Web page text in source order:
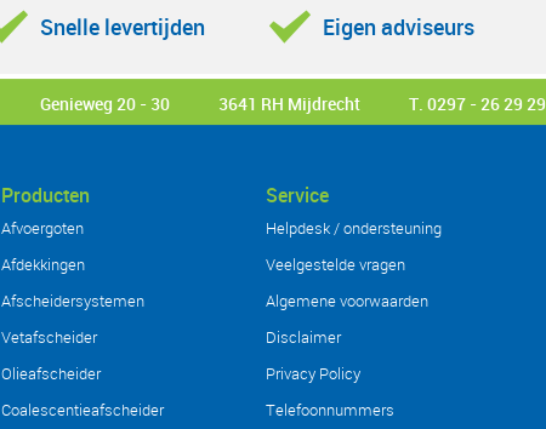
• Instelbare nalooptijd pomp
• Pompen switch (alleen bij HCON-25)
Het uitlezen van:
• Urenteller
• Aantal starts van de pomp (pompen bij HCON-25)
• Foutmeldingen
• Onderhoudsberichten
De schakelkast is uitgevoerd met:
• Lamp voor draairichting controle
Snelle levertijden Eigen adviseurs
Genieweg 20 - 30 3641 RH Mijdrecht T. 0297 - 26 29 29
Producten
Afvoergoten
Afdekkingen
Afscheidersystemen
Vetafscheider
Olieafscheider
Coalescentieafscheider
Service
Helpdesk / ondersteuning
Veelgestelde vragen
Algemene voorwaarden
Disclaimer
Privacy Policy
Telefoonnummers